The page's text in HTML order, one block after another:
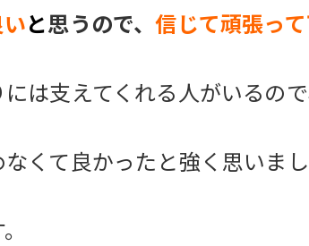
と思うので、信じて頑張っ
は支えてくれる人がいるの
くて良かったと強く思いまし